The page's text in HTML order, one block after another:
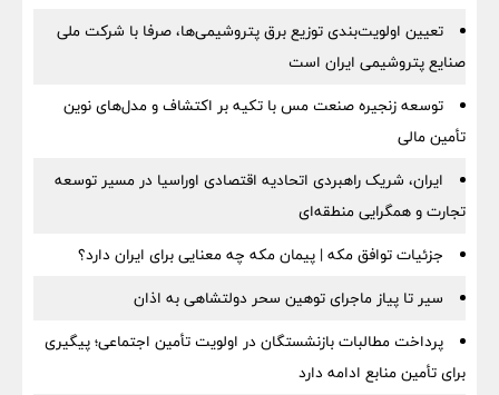
تعیین اولویت‌بندی توزیع برق پتروشیمی‌ها، صرفا با شرکت ملی
صنایع پتروشیمی ایران است
توسعه زنجیره صنعت مس با تکیه بر اکتشاف و مدل‌های نوین
تأمین مالی
ایران، شریک راهبردی اتحادیه اقتصادی اوراسیا در مسیر توسعه
تجارت و همگرایی منطقه‌ای
جزئیات توافق مکه | پیمان مکه چه معنایی برای ایران دارد؟
سیر تا پیاز ماجرای توهین سحر دولتشاهی به اذان
پرداخت مطالبات بازنشستگان در اولویت تأمین اجتماعی؛ پیگیری
برای تأمین منابع ادامه دارد